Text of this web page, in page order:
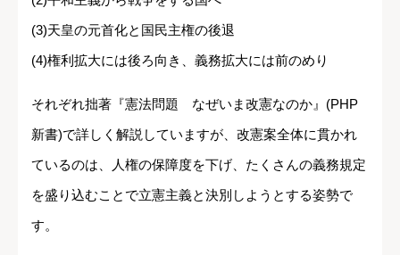
(3)天皇の元首化と国民主権の後退
(4)権利拡大には後ろ向き、義務拡大には前のめり
それぞれ拙著『憲法問題 なぜいま改憲なのか』(PHP
新書)で詳しく解説していますが、改憲案全体に貫かれ
ているのは、人権の保障度を下げ、たくさんの義務規定
を盛り込むことで立憲主義と決別しようとする姿勢で
す。